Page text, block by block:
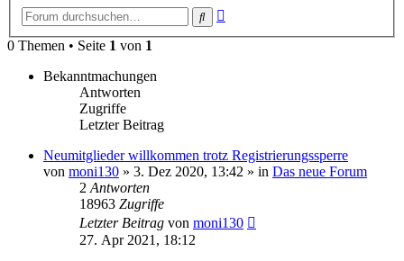
Suche
0 Themen • Seite 1 von 1
Bekanntmachungen
Antworten
Zugriffe
Letzter Beitrag
Neumitglieder willkommen trotz Registrierungssperre
von moni130 » 3. Dez 2020, 13:42 » in Das neue Forum
2 Antworten
18963 Zugriffe
Letzter Beitrag von moni130
27. Apr 2021, 18:12